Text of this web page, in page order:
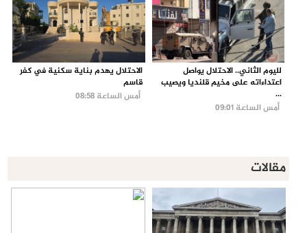
لليوم الثاني.. الاحتلال يواصل
اعتداءاته على مخيم قلنديا ويصيب
...
أمس الساعة 09:01
الاحتلال يهدم بناية سكنية في كفر
قاسم
أمس الساعة 08:58
مقالات